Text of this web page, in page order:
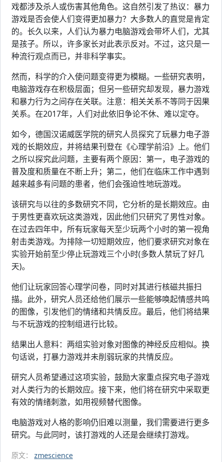
戏都涉及杀人或伤害其他角色。这自然引发了热议：暴力
游戏是否会使人们变得更加暴力？大多数人的直觉是肯定
的。长久以来，人们认为暴力电脑游戏会带坏人们，尤其
是孩子。所以，许多家长对此表示反对。不过，这只是一
种流行观点而已，并非科学事实。
然而，科学的介入使问题变得更为模糊。一些研究表明，
电脑游戏存在积极层面；但另一些研究却发现，暴力游戏
和暴力行为之间存在关联。注意：相关关系不等同于因果
关系。在2017年，人们对此依旧争论不休、难以定夺。
如今，德国汉诺威医学院的研究人员探究了玩暴力电子游
戏的长期效应，并将结果刊登在《心理学前沿》上。他们
之所以探究此问题，主要有两个原因：第一，电子游戏的
普及度和质量在不断上升；第二，他们在临床工作中遇到
越来越多有问题的患者，他们会强迫性地玩游戏。
该研究与以往的多数研究不同，它分析的是长期效应。由
于男性更喜欢玩这类游戏，因此他们只研究了男性对象。
在过去四年中，所有玩家每天至少玩两个小时的第一视角
射击类游戏。为排除一切短期效应，他们要求研究对象在
实验开始前至少停止玩游戏三个小时(多数人禁玩了好几
天)。
他们让玩家回答心理学问卷，同时对其进行核磁共振扫
描。此外，研究人员还给他们展示一些能够唤起情感共鸣
的图像，引发他们的情绪和共情反应。最后，他们将结果
与不玩游戏的控制组进行比较。
结果出人意料：两组实验对象对图像的神经反应相似。换
句话说，打暴力游戏并未削弱玩家的共情反应。
研究人员希望通过这项实验，鼓励大家重点探究电子游戏
对人类行为的长期效应。接下来，他们将在研究中采取更
有效的情绪刺激，如用视频替代图像。
电脑游戏对人格的影响仍旧难以测量，我们需要进行更多
研究。与此同时，该打游戏的人还是会继续打游戏。
原文： zmescience